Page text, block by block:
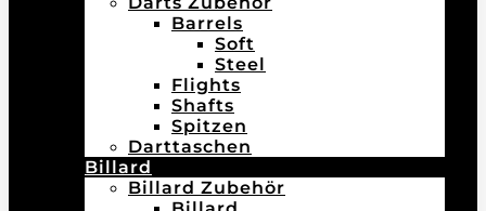
Barrels
Soft
Steel
Flights
Shafts
Spitzen
Darttaschen
Billard
Billard Zubehör